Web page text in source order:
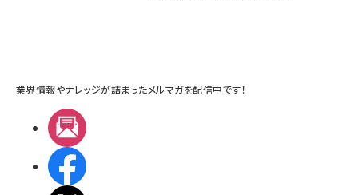
業界情報やナレッジが詰まったメルマガを配信中です！